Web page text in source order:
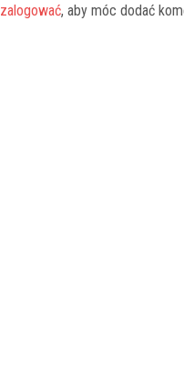
zalogować, aby móc dodać